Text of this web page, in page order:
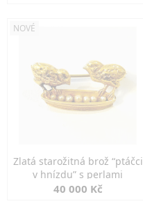
NOVÉ
Zlatá starožitná brož “ptáčci
v hnízdu” s perlami
40 000 Kč